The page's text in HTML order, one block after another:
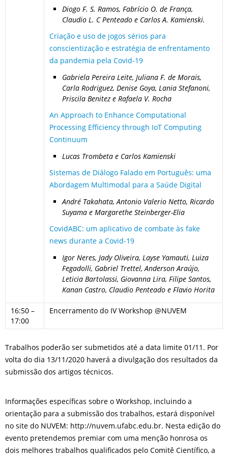
Diogo F. S. Ramos, Fabrício O. de França,
Claudio L. C Penteado e Carlos A. Kamienski.
Criação e uso de jogos sérios para
conscientização e estratégia de enfrentamento
da pandemia pela Covid-19
Gabriela Pereira Leite, Juliana F. de Morais,
Carla Rodriguez, Denise Goya, Lania Stefanoni,
Priscila Benitez e Rafaela V. Rocha
An Approach to Enhance Computational
Processing Efficiency through IoT Computing
Continuum
Lucas Trombeta e Carlos Kamienski
Sistemas de Diálogo Falado em Português: uma
Abordagem Multimodal para a Saúde Digital
André Takahata, Antonio Valerio Netto, Ricardo
Suyama e Margarethe Steinberger-Elia
CovidABC: um aplicativo de combate às fake
news durante a Covid-19
Igor Neres, Jady Oliveira, Layse Yamauti, Luiza
Fegadolli, Gabriel Trettel, Anderson Araújo,
Leticia Bartolassi, Giovanna Lira, Filipe Santos,
Kanan Castro, Claudio Penteado e Flavio Horita
16:50 –
17:00
Encerramento do IV Workshop @NUVEM
Trabalhos poderão ser submetidos até a data limite 01/11. Por
volta do dia 13/11/2020 haverá a divulgação dos resultados da
submissão dos artigos técnicos.
Informações específicas sobre o Workshop, incluindo a
orientação para a submissão dos trabalhos, estará disponível
no site do NUVEM: http://nuvem.ufabc.edu.br. Nesta edição do
evento pretendemos premiar com uma menção honrosa os
dois melhores trabalhos qualificados pelo Comitê Científico, a